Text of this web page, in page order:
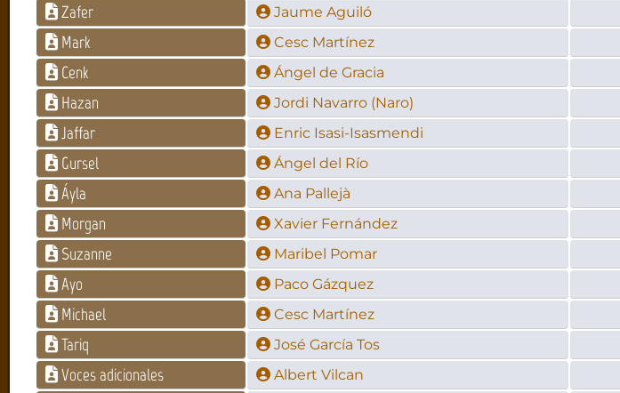
Zafer Jaume Aguiló
Mark Cesc Martínez
Cenk Ángel de Gracia
Hazan Jordi Navarro (Naro)
Jaffar Enric Isasi-Isasmendi
Gursel Ángel del Río
Áyla Ana Pallejà
Morgan Xavier Fernández
Suzanne Maribel Pomar
Ayo Paco Gázquez
Michael Cesc Martínez
Tariq José García Tos
Voces adicionales Albert Vilcan